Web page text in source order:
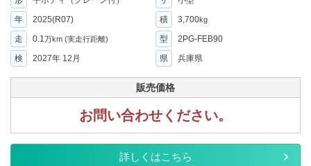
年
2025(R07) 積 3,700kg
走 0.1万km (実走行距離) 型
2PG-FEB90
検
2027年 12月 県 兵庫県
販売価格
お問い合わせください。
詳しくはこちら